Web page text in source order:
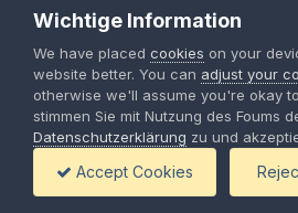
dann hilf mir doch bitte mal bei der
Knöpfe weiter :
mittlerer ovaler Knopf : Warnglocke
links in Fahrtrichtung vorn :
ueberfahren
links in Fahrtrichtung hinten :
ueberfahren (Heizung aus)
Wenn das auch noch stimmt vertraue
Wichtige Information
We have placed cookies on your
website better. You can adjust your
otherwise we'll assume you're okay
stimmen Sie mit Nutzung des Foums
Datenschutzerklärung zu und
Accept Cookies